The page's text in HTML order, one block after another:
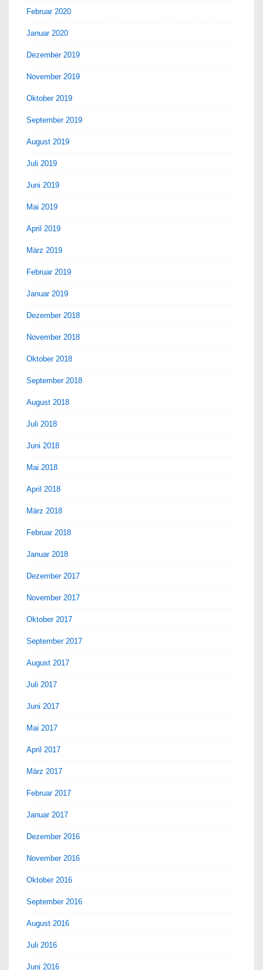
Februar 2020
Januar 2020
Dezember 2019
November 2019
Oktober 2019
September 2019
August 2019
Juli 2019
Juni 2019
Mai 2019
April 2019
März 2019
Februar 2019
Januar 2019
Dezember 2018
November 2018
Oktober 2018
September 2018
August 2018
Juli 2018
Juni 2018
Mai 2018
April 2018
März 2018
Februar 2018
Januar 2018
Dezember 2017
November 2017
Oktober 2017
September 2017
August 2017
Juli 2017
Juni 2017
Mai 2017
April 2017
März 2017
Februar 2017
Januar 2017
Dezember 2016
November 2016
Oktober 2016
September 2016
August 2016
Juli 2016
Juni 2016